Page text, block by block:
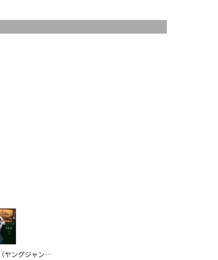
カクテル 2 （ヤングジャンプコミックス）